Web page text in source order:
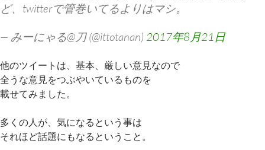
ど、twitterで管巻いてるよりはマシ。
— みーにゃる@刀 (@ittotanan) 2017年8月21日
他のツイートは、基本、厳しい意見なので
全うな意見をつぶやいているものを
載せてみました。
多くの人が、気になるという事は
それほど話題にもなるということ。